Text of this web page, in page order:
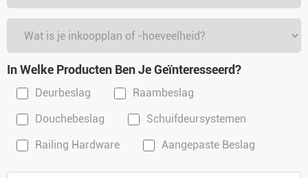
In Welke Producten Ben Je Geïnteresseerd?
Deurbeslag
Raambeslag
Douchebeslag
Schuifdeursystemen
Railing Hardware
Aangepaste Beslag